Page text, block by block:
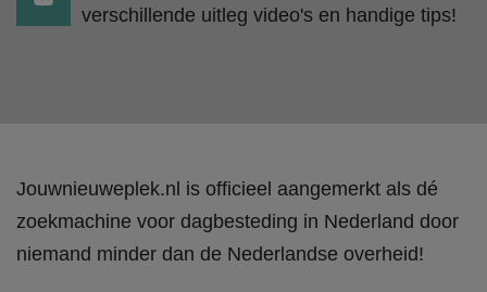
verschillende uitleg video's en handige tips!
Jouwnieuweplek.nl is officieel aangemerkt als dé
zoekmachine voor dagbesteding in Nederland door
niemand minder dan de Nederlandse overheid!